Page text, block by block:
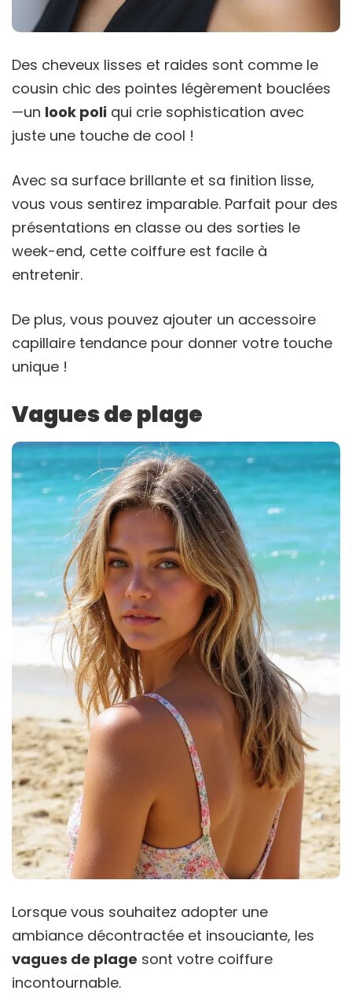
Des cheveux lisses et raides sont comme le
cousin chic des pointes légèrement bouclées
—un look poli qui crie sophistication avec
juste une touche de cool !
Avec sa surface brillante et sa finition lisse,
vous vous sentirez imparable. Parfait pour des
présentations en classe ou des sorties le
week-end, cette coiffure est facile à
entretenir.
De plus, vous pouvez ajouter un accessoire
capillaire tendance pour donner votre touche
unique !
Vagues de plage
Lorsque vous souhaitez adopter une
ambiance décontractée et insouciante, les
vagues de plage sont votre coiffure
incontournable.